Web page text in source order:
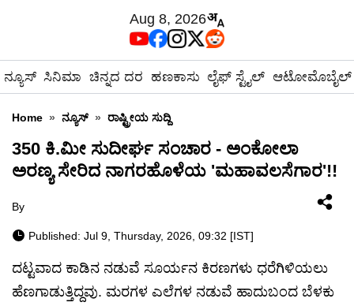
Aug 8, 2026
ನ್ಯೂಸ್ ಸಿನಿಮಾ ಚಿನ್ನದ ದರ ಹಣಕಾಸು ಲೈಫ್ ಸ್ಟೈಲ್ ಆಟೋಮೊಬೈಲ್
Home » ನ್ಯೂಸ್ » ರಾಷ್ಟ್ರೀಯ ಸುದ್ದಿ
350 ಕಿ.ಮೀ ಸುದೀರ್ಘ ಸಂಚಾರ - ಅಂಕೋಲಾ
ಅರಣ್ಯ ಸೇರಿದ ನಾಗರಹೊಳೆಯ 'ಮಹಾವಲಸೆಗಾರ'!!
By
Published: Jul 9, Thursday, 2026, 09:32 [IST]
ದಟ್ಟವಾದ ಕಾಡಿನ ನಡುವೆ ಸೂರ್ಯನ ಕಿರಣಗಳು ಧರೆಗಿಳಿಯಲು
ಹೆಣಗಾಡುತ್ತಿದ್ದವು. ಮರಗಳ ಎಲೆಗಳ ನಡುವೆ ಹಾದುಬಂದ ಬೆಳಕು